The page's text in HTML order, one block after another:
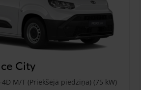
City
M/T (Priekšējā piedziņa) (75 kW)